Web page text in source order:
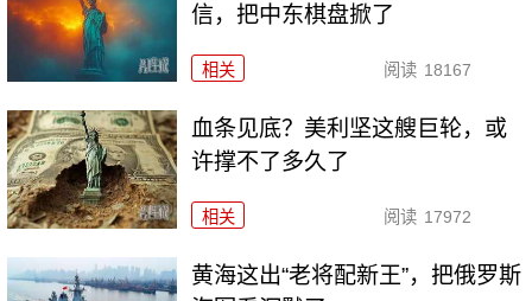
信，把中东棋盘掀了
相关 阅读 18167
血条见底？美利坚这艘巨轮，或
许撑不了多久了
相关 阅读 17972
黄海这出“老将配新王”，把俄罗斯